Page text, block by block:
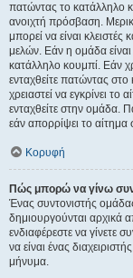
πατώντας το κατάλληλο
ανοιχτή πρόσβαση.
μπορεί να είναι κλειστές
μελών. Εάν η ομάδα είναι
κατάλληλο κουμπί. Εάν
ενταχθείτε πατώντας
χρειαστεί να εγκρίνει το
ενταχθείτε στην ομάδα.
εάν απορρίψει το αίτημα
Κορυφή
Πώς μπορώ να γίνω
Ένας συντονιστής
δημιουργούνται αρχικά
ενδιαφέρεστε να γίνετε
να είναι ένας
μήνυμα.